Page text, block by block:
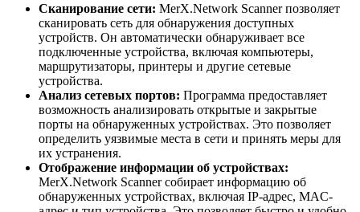
Сканирование сети: MerX.Network Scanner позволяет
сканировать сеть для обнаружения доступных
устройств. Он автоматически обнаруживает все
подключенные устройства, включая компьютеры,
маршрутизаторы, принтеры и другие сетевые
устройства.
Анализ сетевых портов: Программа предоставляет
возможность анализировать открытые и закрытые
порты на обнаруженных устройствах. Это позволяет
определить уязвимые места в сети и принять меры для
их устранения.
Отображение информации об устройствах:
MerX.Network Scanner собирает информацию об
обнаруженных устройствах, включая IP-адрес, MAC-